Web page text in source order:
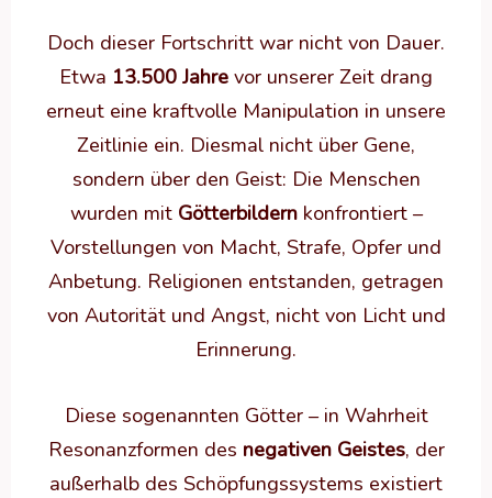
Doch dieser Fortschritt war nicht von Dauer.
Etwa 13.500 Jahre vor unserer Zeit drang
erneut eine kraftvolle Manipulation in unsere
Zeitlinie ein. Diesmal nicht über Gene,
sondern über den Geist: Die Menschen
wurden mit Götterbildernkonfrontiert –
Vorstellungen von Macht, Strafe, Opfer und
Anbetung. Religionen entstanden, getragen
von Autorität und Angst, nicht von Licht und
Erinnerung.
Diese sogenannten Götter – in Wahrheit
Resonanzformen des negativen Geistes, der
außerhalb des Schöpfungssystems existiert